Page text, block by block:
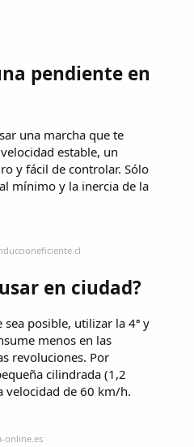
pendiente en
una marcha que te
estable, un
y fácil de controlar. Sólo
mínimo y la inercia de la
en ciudad?
posible, utilizar la 4ª y
menos en las
revoluciones. Por
cilindrada (1,2
velocidad de 60 km/h.
online.es